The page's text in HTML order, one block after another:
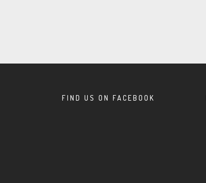
FIND US ON FACEBOOK